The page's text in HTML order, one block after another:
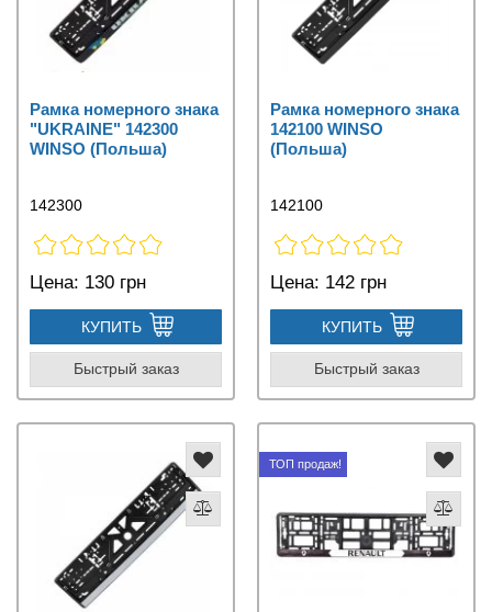
Рамка номерного знака
"UKRAINE" 142300
WINSO (Польша)
142300
Цена: 130 грн
КУПИТЬ
Быстрый заказ
Рамка номерного знака
142100 WINSO
(Польша)
142100
Цена: 142 грн
КУПИТЬ
Быстрый заказ
ТОП продаж!